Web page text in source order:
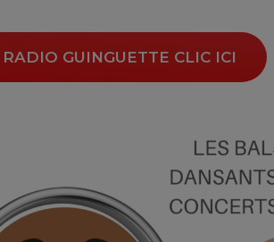
RADIO GUINGUETTE CLIC ICI